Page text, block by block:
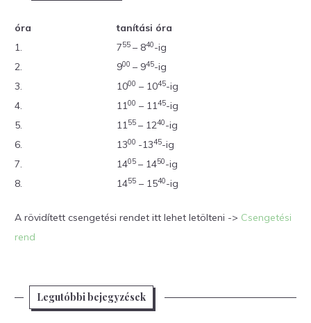
óra
tanítási óra
1.
755 – 840-ig
2.
900 – 945-ig
3.
1000 – 1045-ig
4.
1100 – 1145-ig
5.
1155 – 1240-ig
6.
1300 -1345-ig
7.
1405 – 1450-ig
8.
1455 – 1540-ig
A rövidített csengetési rendet itt lehet letölteni -> Csengetési
rend
Legutóbbi bejegyzések